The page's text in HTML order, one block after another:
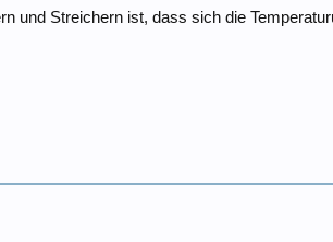
und Streichern ist, dass sich die